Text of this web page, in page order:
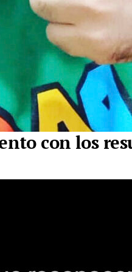
con los